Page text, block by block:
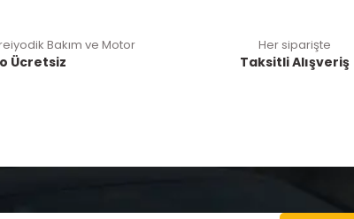
Bakım ve Motor
Ücretsiz
Her siparişte
Taksitli Alışveriş